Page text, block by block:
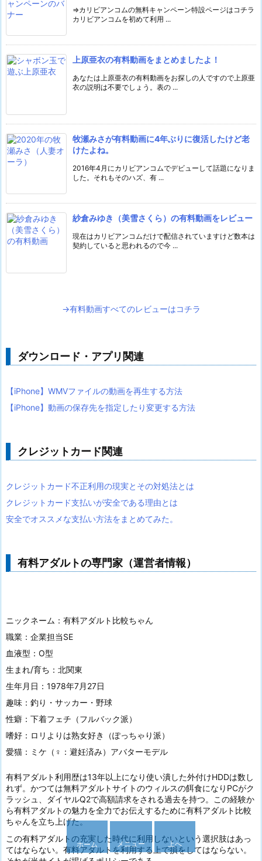
⇒カリビアンコムの無料キャンペーン特設ページはコチラ
カリビアンコムを初めて利用 ...
上原亜衣の有料動画をまとめましたよ！
あなたは上原亜衣の有料動画をお探しの人ですので上原亜
衣の説明は不要でしょう。表の ...
牧瀬みさが有料動画に4年ぶりに復活したけど老
けたよね。
2016年4月にカリビアンコムでデビューして話題になりま
した。それもそのハズ、有 ...
紗倉みゆき（美雪さくら）の有料動画をレビュー
現在はカリビアンコムだけで配信されていますけど数本は
契約していると思われるので今 ...
→有料動画すべてのレビューはコチラ
ダウンロード・アプリ関連
【iPhone】WMVファイルの動画を再生する方法
【iPhone】動画の保存先を指定したり変更する方法
クレジットカード関連
クレジットカード不正利用の現実とその対処法とは
クレジットカード支払いが安全である理由とは
安全でオススメな支払い方法をまとめてみた。
有料アダルトの専門家（運営者情報）
ニックネーム：有料アダルト比較ちゃん
職業：企業担当SE
血液型：O型
生まれ/育ち：北関東
生年月日：1978年7月27日
趣味：釣り・サッカー・野球
性癖：下着フェチ（フルバック派）
嗜好：ロリよりは熟女好き（ぽっちゃり派）
愛猫：ミケ（♀：避妊済み）アバターモデル
有料アダルト利用歴は13年以上になり使い潰した外付けHDDは数し
れず。かつては無料アダルトサイトのウィルスの餌食になりPCがク
ラッシュ、ダイヤルQ2で高額請求をされる過去を持つ。この経験か
ら有料アダルトの魅力を全力でお伝えするために有料アダルト比較
ちゃんを立ち上げた。
この有料アダルトの充実した時代に利用しないという選択肢はあっ
てはならない。有料アダルトを利用する上で損をしてはならない。
ホーム メニュー 上へ